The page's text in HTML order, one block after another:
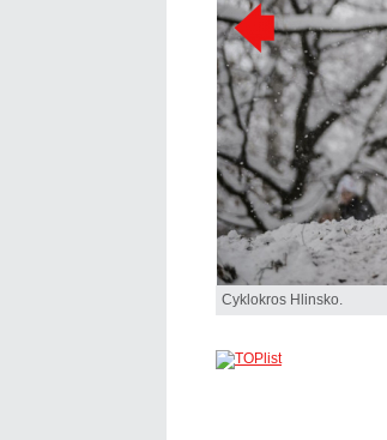
Cyklokros Hlinsko.